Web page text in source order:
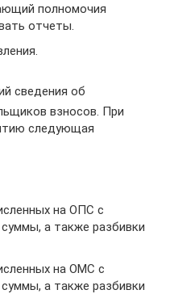
полномочия
отчеты.
сведения об
взносов. При
следующая
на ОПС с
а также разбивки
на ОМС с
а также разбивки